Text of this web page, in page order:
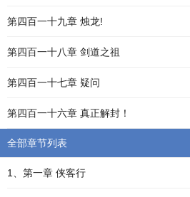
第四百一十九章 烛龙!
第四百一十八章 剑道之祖
第四百一十七章 疑问
第四百一十六章 真正解封！
全部章节列表
1、第一章 侠客行